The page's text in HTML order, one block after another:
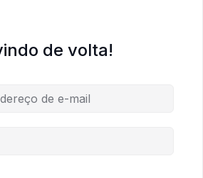
de volta!